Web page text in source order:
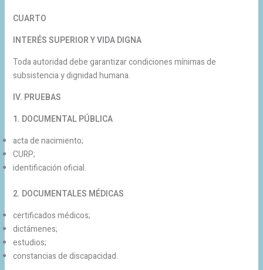
CUARTO
INTERÉS SUPERIOR Y VIDA DIGNA
Toda autoridad debe garantizar condiciones mínimas de
subsistencia y dignidad humana.
IV. PRUEBAS
1. DOCUMENTAL PÚBLICA
acta de nacimiento;
CURP;
identificación oficial.
2. DOCUMENTALES MÉDICAS
certificados médicos;
dictámenes;
estudios;
constancias de discapacidad.